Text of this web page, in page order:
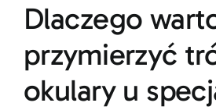
Dlaczego
przymierzyć
okulary u